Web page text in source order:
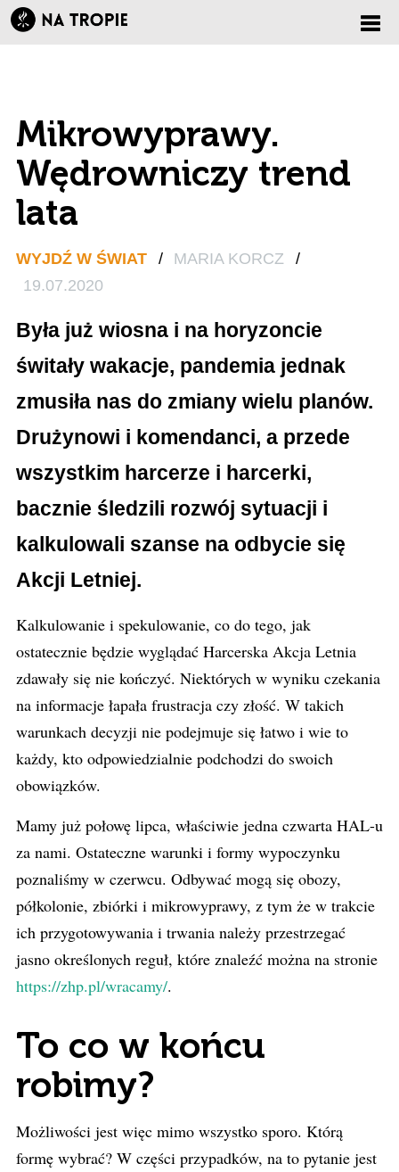
Mikrowyprawy.
Wędrowniczy trend
lata
WYJDŹ W ŚWIAT / MARIA KORCZ
/
19.07.2020
Była już wiosna i na horyzoncie
świtały wakacje, pandemia jednak
zmusiła nas do zmiany wielu planów.
Drużynowi i komendanci, a przede
wszystkim harcerze i harcerki,
bacznie śledzili rozwój sytuacji i
kalkulowali szanse na odbycie się
Akcji Letniej.
Kalkulowanie i spekulowanie, co do tego, jak
ostatecznie będzie wyglądać Harcerska Akcja Letnia
zdawały się nie kończyć. Niektórych w wyniku czekania
na informacje łapała frustracja czy złość. W takich
warunkach decyzji nie podejmuje się łatwo i wie to
każdy, kto odpowiedzialnie podchodzi do swoich
obowiązków.
Mamy już połowę lipca, właściwie jedna czwarta HAL-u
za nami. Ostateczne warunki i formy wypoczynku
poznaliśmy w czerwcu. Odbywać mogą się obozy,
półkolonie, zbiórki i mikrowyprawy, z tym że w trakcie
ich przygotowywania i trwania należy przestrzegać
jasno określonych reguł, które znaleźć można na stronie
https://zhp.pl/wracamy/.
To co w końcu
robimy?
Możliwości jest więc mimo wszystko sporo. Którą
formę wybrać? W części przypadków, na to pytanie jest